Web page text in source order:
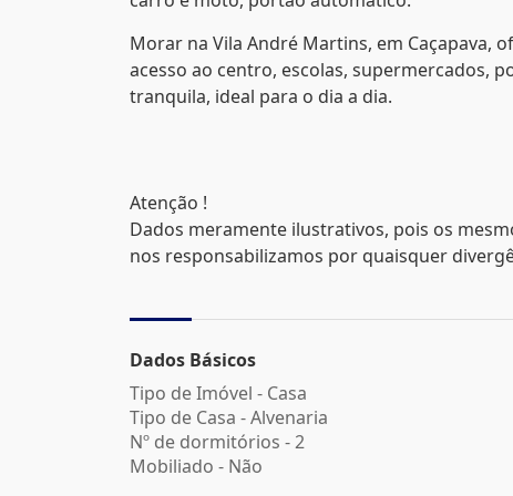
Morar na Vila André Martins, em Caçapava,
acesso ao centro, escolas, supermercados,
tranquila, ideal para o dia a dia.
Atenção !
Dados meramente ilustrativos, pois os
nos responsabilizamos por quaisquer
Dados Básicos
Tipo de Imóvel - Casa
Tipo de Casa - Alvenaria
Nº de dormitórios - 2
Mobiliado - Não